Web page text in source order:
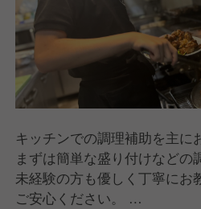
キッチンでの調理補助を主に
まずは簡単な盛り付けなどの
未経験の方も優しく丁寧にお
ご安心ください。